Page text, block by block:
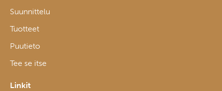
Suunnittelu
Tuotteet
Puutieto
Tee se itse
Linkit